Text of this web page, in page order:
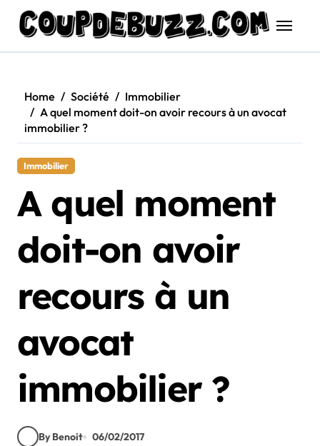
content
Home Société
Immobilier
A quel moment doit-on avoir recours à un avocat
immobilier ?
Immobilier
A quel moment
doit-on avoir
recours à un
avocat
immobilier ?
By Benoit 06/02/2017